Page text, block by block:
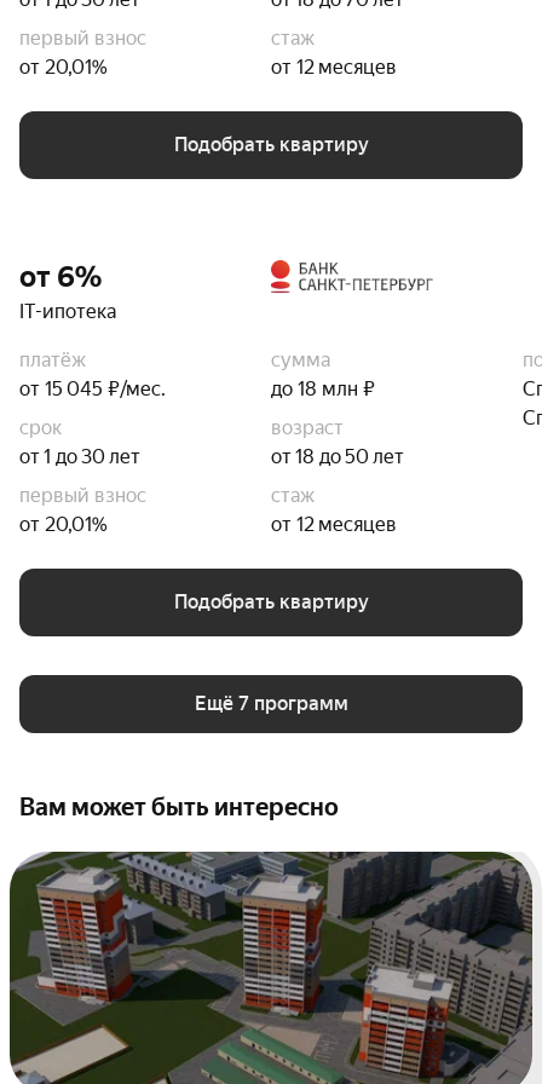
первый взнос
от 20,01%
стаж
от 12 месяцев
Подобрать квартиру
от 6%
IT-ипотека
платёж
от 15 045 ₽/мес.
сумма
до 18 млн ₽
срок
от 1 до 30 лет
возраст
от 18 до 50 лет
первый взнос
от 20,01%
стаж
от 12 месяцев
Подобрать квартиру
Ещё 7 программ
Вам может быть интересно